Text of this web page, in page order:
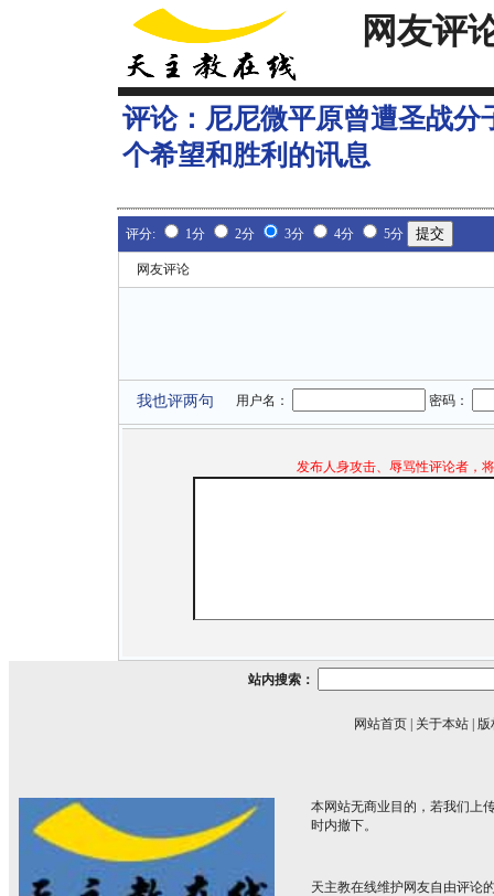
网友评
评论： 尼尼微平原曾遭圣战分
个希望和胜利的讯息
评分: 1分 2分 3分 4分 5分
网友评论
我也评两句 用户名： 密码：
发布人身攻击、辱骂性评论者，
站内搜索：
网站首页 关于本站 版
本网站无商业目的，若我们上
时内撤下。
天主教在线维护网友自由评论